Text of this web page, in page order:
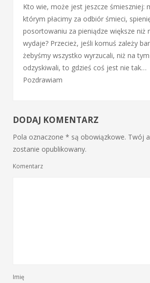
Kto wie, może jest jeszcze śmieszniej:
którym płacimy za odbiór śmieci,
posortowaniu za pieniądze większe niż
wydaje? Przecież, jeśli komuś zależy
żebyśmy wszystko wyrzucali, niż na
odzyskiwali, to gdzieś coś jest nie tak…
Pozdrawiam
DODAJ KOMENTARZ
Pola oznaczone * są obowiązkowe. Twój
zostanie opublikowany.
Komentarz
Imię